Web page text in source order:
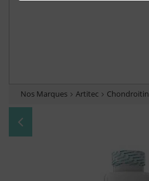
Nos Marques Artitec